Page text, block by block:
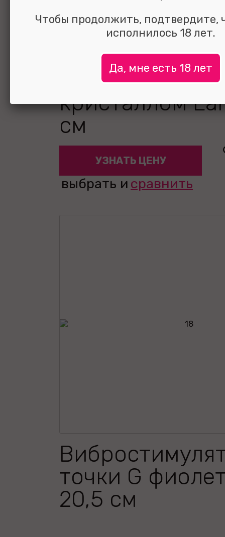
Анальная
серебряная с
кристаллом
см
УЗНАТЬ ЦЕНУ
выбрать и сравнить
точки G
20,5 см
Чтобы продолжить, подтвердите,
исполнилось 18 лет.
Да, мне есть 18 лет